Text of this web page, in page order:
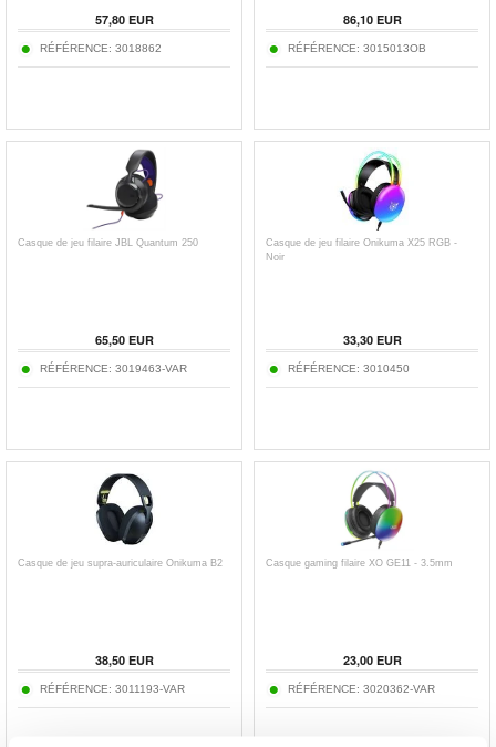
57,80EUR
RÉFÉRENCE: 3018862
86,10EUR
RÉFÉRENCE: 3015013OB
Casque de jeu filaire JBL Quantum 250
65,50EUR
RÉFÉRENCE: 3019463-VAR
Casque de jeu filaire Onikuma X25 RGB -
Noir
33,30EUR
RÉFÉRENCE: 3010450
Casque de jeu supra-auriculaire Onikuma B2
38,50EUR
RÉFÉRENCE: 3011193-VAR
Casque gaming filaire XO GE11 - 3.5mm
23,00EUR
RÉFÉRENCE: 3020362-VAR